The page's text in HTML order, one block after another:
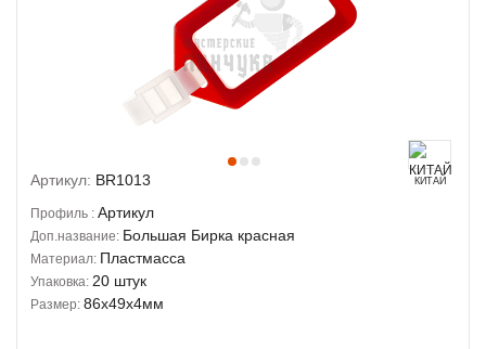
Артикул: BR1013 КИТАЙ
Профиль : Артикул
Доп.название: Большая Бирка красная
Материал: Пластмасса
Упаковка: 20 штук
Размер: 86х49х4мм